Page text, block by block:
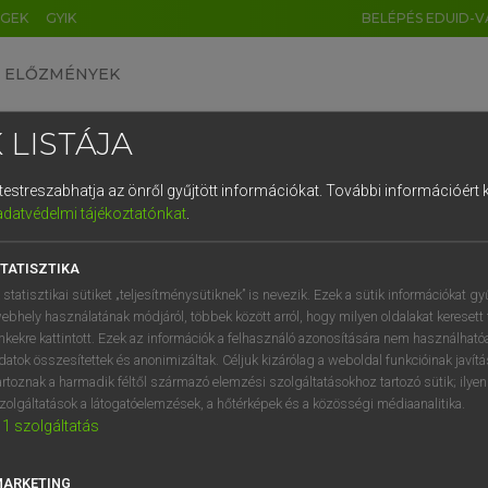
GYIK BELÉPÉS EDUID-
ELŐZMÉNYEK
uniós terminológiai szótár
VAN ELŐFIZETÉSED?
előfizetésem a teljes szócikk
NINCS ELŐFIZETÉSED?
LISTÁJA
az önről gyűjtött információkat. További információért
tájékoztatónkat.
statisztikai sütiket „teljesítménysütiknek” is nevezik. Ezek a sütik információkat
használatának módjáról, többek között arról, hogy milyen oldalakat keresett
kattintott. Ezek az információk a felhasználó azonosítására nem
összesítettek és anonimizáltak. Céljuk kizárólag a weboldal funkcióinak
a harmadik féltől származó elemzési szolgáltatásokhoz tartozó sütik;
a látogatóelemzések, a hőtérképek és a közösségi médiaanalitika.
1 szolgáltatás
DE CN FR ES IT NL
1 2 3 4 5 6 7 8 9
q w e r t z u i
a s d f g h j k l é
í y x c v b n m , .